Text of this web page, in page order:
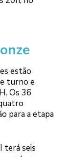
estão
turno e
Os 36
para a etapa
terá seis